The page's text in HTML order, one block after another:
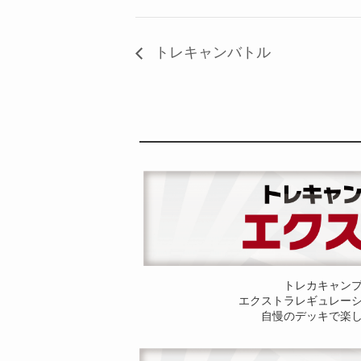
トレキャンバトル
トレカキャン
エクストラレギュレー
自慢のデッキで楽